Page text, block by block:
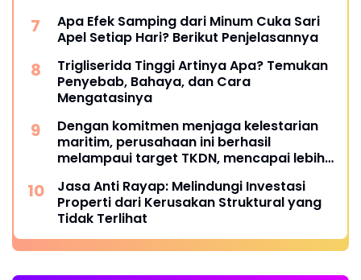
Apa Efek Samping dari Minum Cuka Sari
Apel Setiap Hari? Berikut Penjelasannya
Trigliserida Tinggi Artinya Apa? Temukan
Penyebab, Bahaya, dan Cara
Mengatasinya
Dengan komitmen menjaga kelestarian
maritim, perusahaan ini berhasil
melampaui target TKDN, mencapai lebih
Jasa Anti Rayap: Melindungi Investasi
Properti dari Kerusakan Struktural yang
Tidak Terlihat